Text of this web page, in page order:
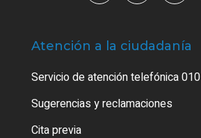
Atención a la ciudadanía
Servicio de atención telefónica 010
Sugerencias y reclamaciones
Cita previa